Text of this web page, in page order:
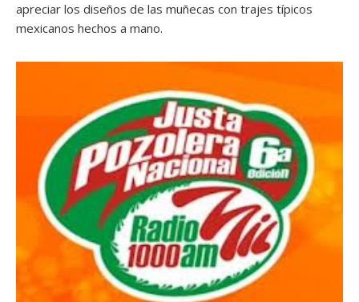
apreciar los diseños de las muñecas con trajes típicos
mexicanos hechos a mano.